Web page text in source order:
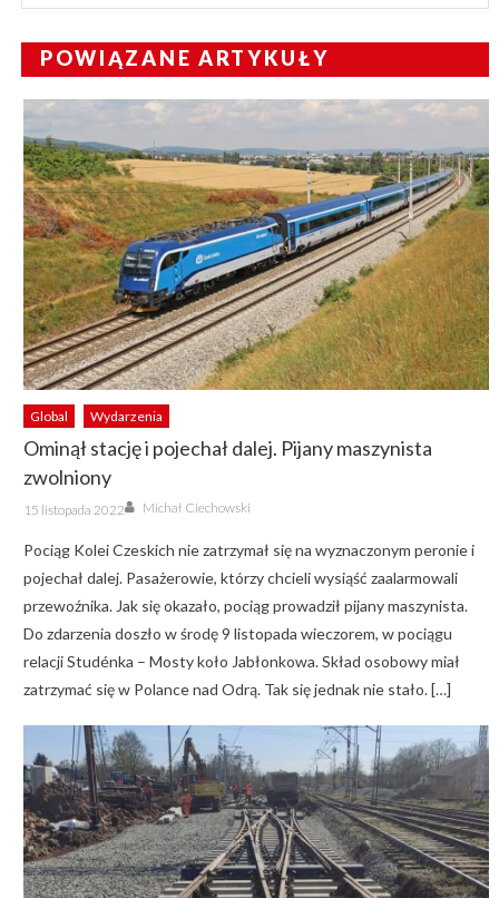
POWIĄZANE ARTYKUŁY
Global Wydarzenia
Ominął stację i pojechał dalej. Pijany maszynista
zwolniony
Posted
on
15 listopada 2022 Author
Michał Ciechowski
Pociąg Kolei Czeskich nie zatrzymał się na wyznaczonym peronie i
pojechał dalej. Pasażerowie, którzy chcieli wysiąść zaalarmowali
przewoźnika. Jak się okazało, pociąg prowadził pijany maszynista.
Do zdarzenia doszło w środę 9 listopada wieczorem, w pociągu
relacji Studénka – Mosty koło Jabłonkowa. Skład osobowy miał
zatrzymać się w Polance nad Odrą. Tak się jednak nie stało. […]